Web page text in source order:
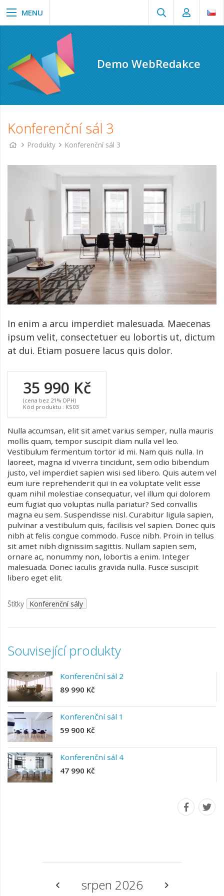
Demo WebRedakce
Konferenční sál 3
Produkty Konferenční sál 3
In enim a arcu imperdiet malesuada. Maecenas
ipsum velit, consectetuer eu lobortis ut, dictum
at dui. Etiam posuere lacus quis dolor.
35 990 Kč
(cena bez 21% DPH)
Kód produktu : KS03
Nulla accumsan, elit sit amet varius semper, nulla mauris
mollis quam, tempor suscipit diam nulla vel leo.
Vestibulum fermentum tortor id mi. Nam quis nulla. In
laoreet, magna id viverra tincidunt, sem odio bibendum
justo, vel imperdiet sapien wisi sed libero. Quis autem vel
eum iure reprehenderit qui in ea voluptate velit esse
quam nihil molestiae consequatur, vel illum qui dolorem
eum fugiat quo voluptas nulla pariatur? Sed convallis
magna eu sem. Suspendisse nisl. Curabitur ligula sapien,
pulvinar a vestibulum quis, facilisis vel sapien. Donec quis
nibh at felis congue commodo. Fusce nibh. Proin in tellus
sit amet nibh dignissim sagittis. Nullam sapien sem,
ornare ac, nonummy non, lobortis a enim. Integer
malesuada. Donec iaculis gravida nulla. Fusce suscipit
libero eget elit.
Štítky Konferenční sály
Související produkty
Konferenční sál 2
89 990 Kč
Konferenční sál 1
59 900 Kč
Konferenční sál 4
47 990 Kč
srpen 2026